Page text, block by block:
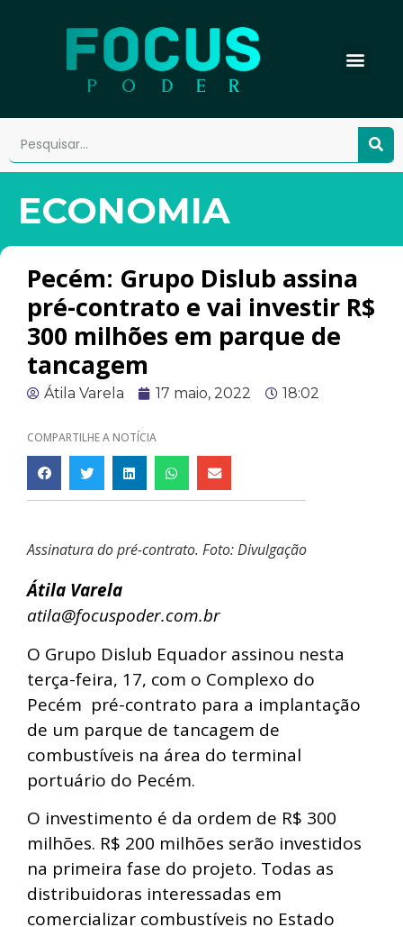
ECONOMIA
Pecém: Grupo Dislub assina
pré-contrato e vai investir R$
300 milhões em parque de
tancagem
Átila Varela 17 maio, 2022 18:02
COMPARTILHE A NOTÍCIA
Assinatura do pré-contrato. Foto: Divulgação
Átila Varela
atila@focuspoder.com.br
O Grupo Dislub Equador assinou nesta
terça-feira, 17, com o Complexo do
Pecém pré-contrato para a implantação
de um parque de tancagem de
combustíveis na área do terminal
portuário do Pecém.
O investimento é da ordem de R$ 300
milhões. R$ 200 milhões serão investidos
na primeira fase do projeto. Todas as
distribuidoras interessadas em
comercializar combustíveis no Estado